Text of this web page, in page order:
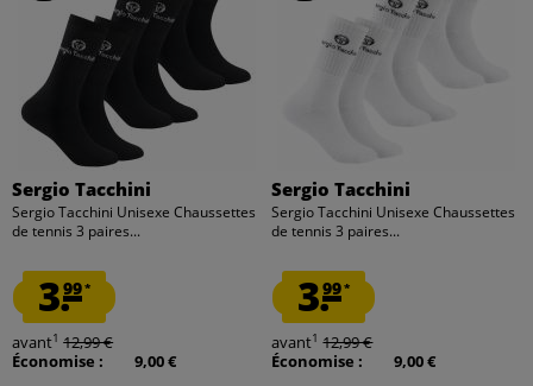
Sergio Tacchini
Sergio Tacchini Unisexe Chaussettes
de tennis 3 paires...
3.99*
avant1 12,99 €
Économise :
9,00 €
Sergio Tacchini
Sergio Tacchini Unisexe Chaussettes
de tennis 3 paires...
3.99*
avant1 12,99 €
Économise :
9,00 €